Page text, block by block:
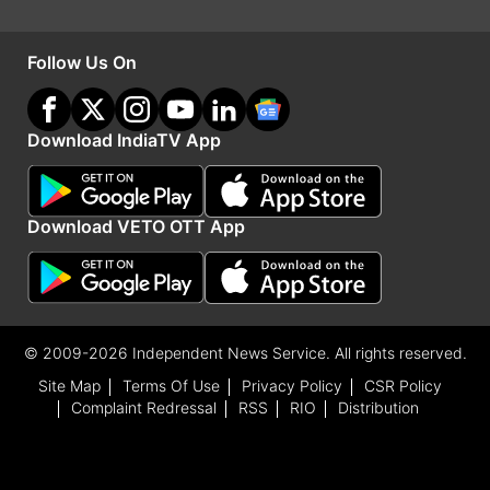
आयात में हाल ही में अचानक, तेज और महत्वपूर्ण ग्रोथ हुई
निदेशालय ने अपनी जांच में पाया था कि भारत में इन उत्पादों
के आयात में हाल ही में अचानक, तेज और महत्वपूर्ण ग्रोथ हुई
है, जिससे घरेलू उद्योग/उत्पादकों को गंभीर नुकसान हो रहा है
Follow Us On
Download IndiaTV App
Download VETO OTT App
© 2009-2026 Independent News Service. All rights reserved.
Site Map
Terms Of Use Privacy Policy
CSR Policy
Complaint Redressal
RSS RIO Distribution